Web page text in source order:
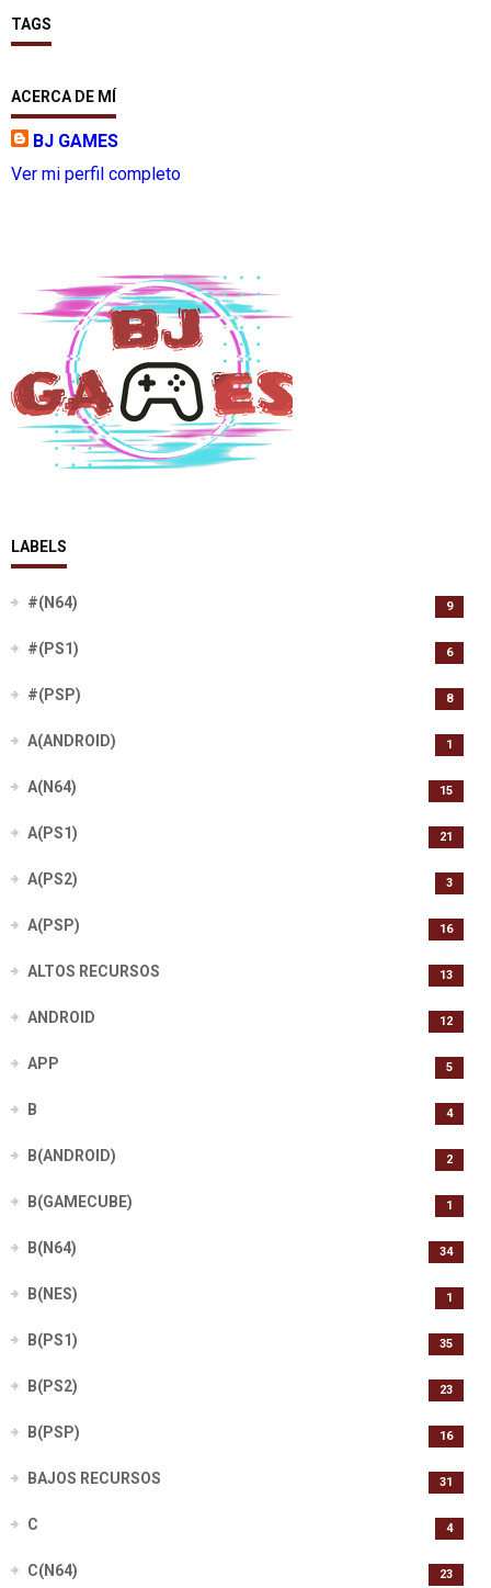
TAGS
ACERCA DE MÍ
BJ GAMES
Ver mi perfil completo
LABELS
#(N64) 9
#(PS1) 6
#(PSP) 8
A(ANDROID) 1
A(N64) 15
A(PS1) 21
A(PS2) 3
A(PSP) 16
ALTOS RECURSOS 13
ANDROID 12
APP 5
B 4
B(ANDROID) 2
B(GAMECUBE) 1
B(N64) 34
B(NES) 1
B(PS1) 35
B(PS2) 23
B(PSP) 16
BAJOS RECURSOS 31
C 4
C(N64) 23